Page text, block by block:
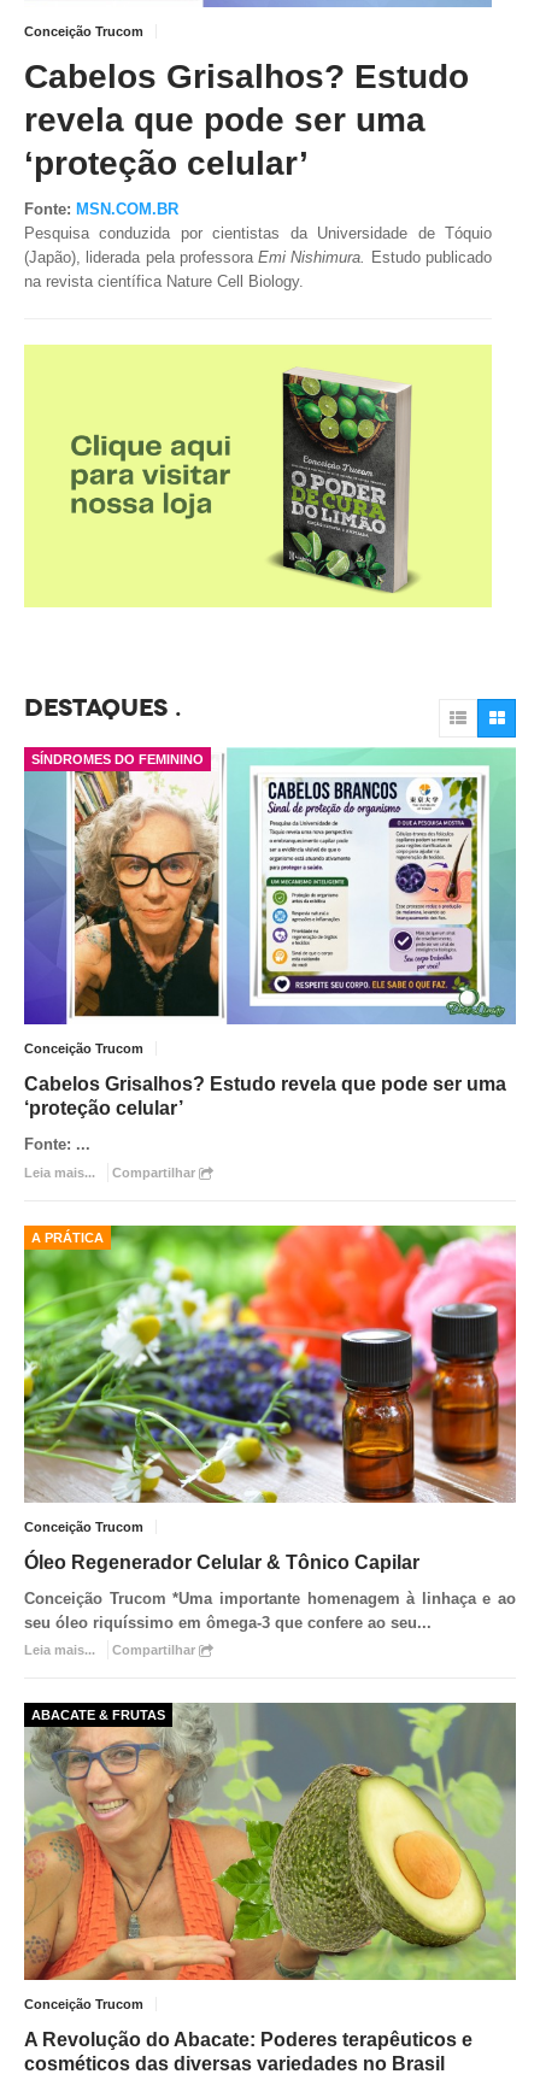
TV DE BEM COM A NATUREZA
FALE CONOSCO
ASSINE O SITE
Conceição Trucom
Cabelos Grisalhos? Estudo
revela que pode ser uma
‘proteção celular’
Fonte: MSN.COM.BR
Pesquisa conduzida por cientistas da Universidade de Tóquio
(Japão), liderada pela professoraEmi Nishimura. Estudo publicado
na revista científica Nature Cell Biology.
DESTAQUES
SÍNDROMES DO FEMININO
Conceição Trucom
Cabelos Grisalhos? Estudo revela que pode ser uma
‘proteção celular’
Fonte: ...
Leia mais... Compartilhar
A PRÁTICA
Conceição Trucom
Óleo Regenerador Celular & Tônico Capilar
Conceição Trucom *Uma importante homenagem à linhaça e ao
seu óleo riquíssimo em ômega-3 que confere ao seu...
Leia mais... Compartilhar
ABACATE & FRUTAS
Conceição Trucom
A Revolução do Abacate: Poderes terapêuticos e
cosméticos das diversas variedades no Brasil